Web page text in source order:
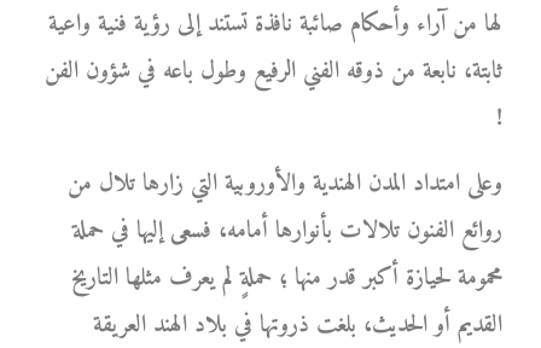
لها من آراء وأحكام صائبة نافذة تستند إلى رؤية فنية واعية
ثابتة، نابعة من ذوقه الفني الرفيع وطول باعه في شؤون الفن
!
وعلى امتداد المدن الهندية والأوروبية التي زارها تلال من
روائع الفنون تلالات بأنوارها أمامه، فسعى إليها في حملة
محمومة لحيازة أكبر قدر منها ؛ حملةٍ لم يعرف مثلها التاريخ
القديم أو الحديث، بلغت ذروتها في بلاد الهند العريقة